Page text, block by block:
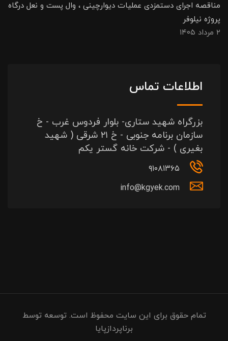
مناقصه اجرای دستمزدی عملیات دیوارچینی ، وال پست و نعل درگاه
پروژه نیلوفر
۲ مرداد ۱۴۰۵
اطلاعات تماس
بزرگراه شهید ستاری- بلوار فردوس غرب - خ
سازمان برنامه جنوبی - خ ۲۱ شرقی ( شهید
بغیری ) - شرکت خانه گستر یکم
۹۱۰۸۱۳۶۵
info@kgyek.com
تمام حقوق برای این سایت محفوظ است. توسعه توسط
برناپردازپایا